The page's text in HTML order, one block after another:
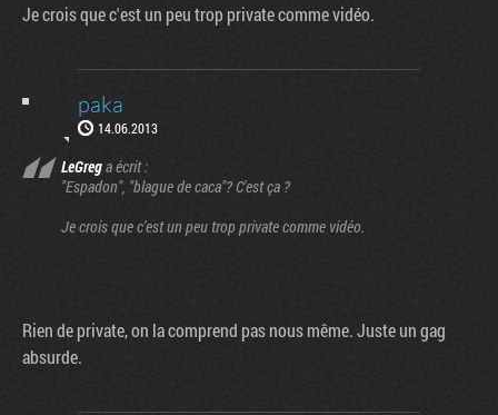
Je crois que c'est un peu trop private comme vidéo.
paka
14.06.2013
LeGrega écrit :
"Espadon", "blague de caca"? C'est ça ?
Je crois que c'est un peu trop private comme vidéo.
Rien de private, on la comprend pas nous même. Juste un gag
absurde.